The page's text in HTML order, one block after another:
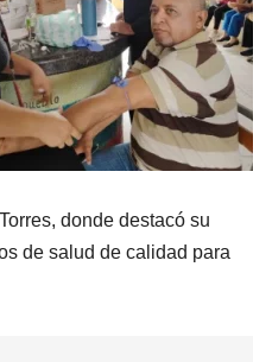
donde destacó su
de salud de calidad para